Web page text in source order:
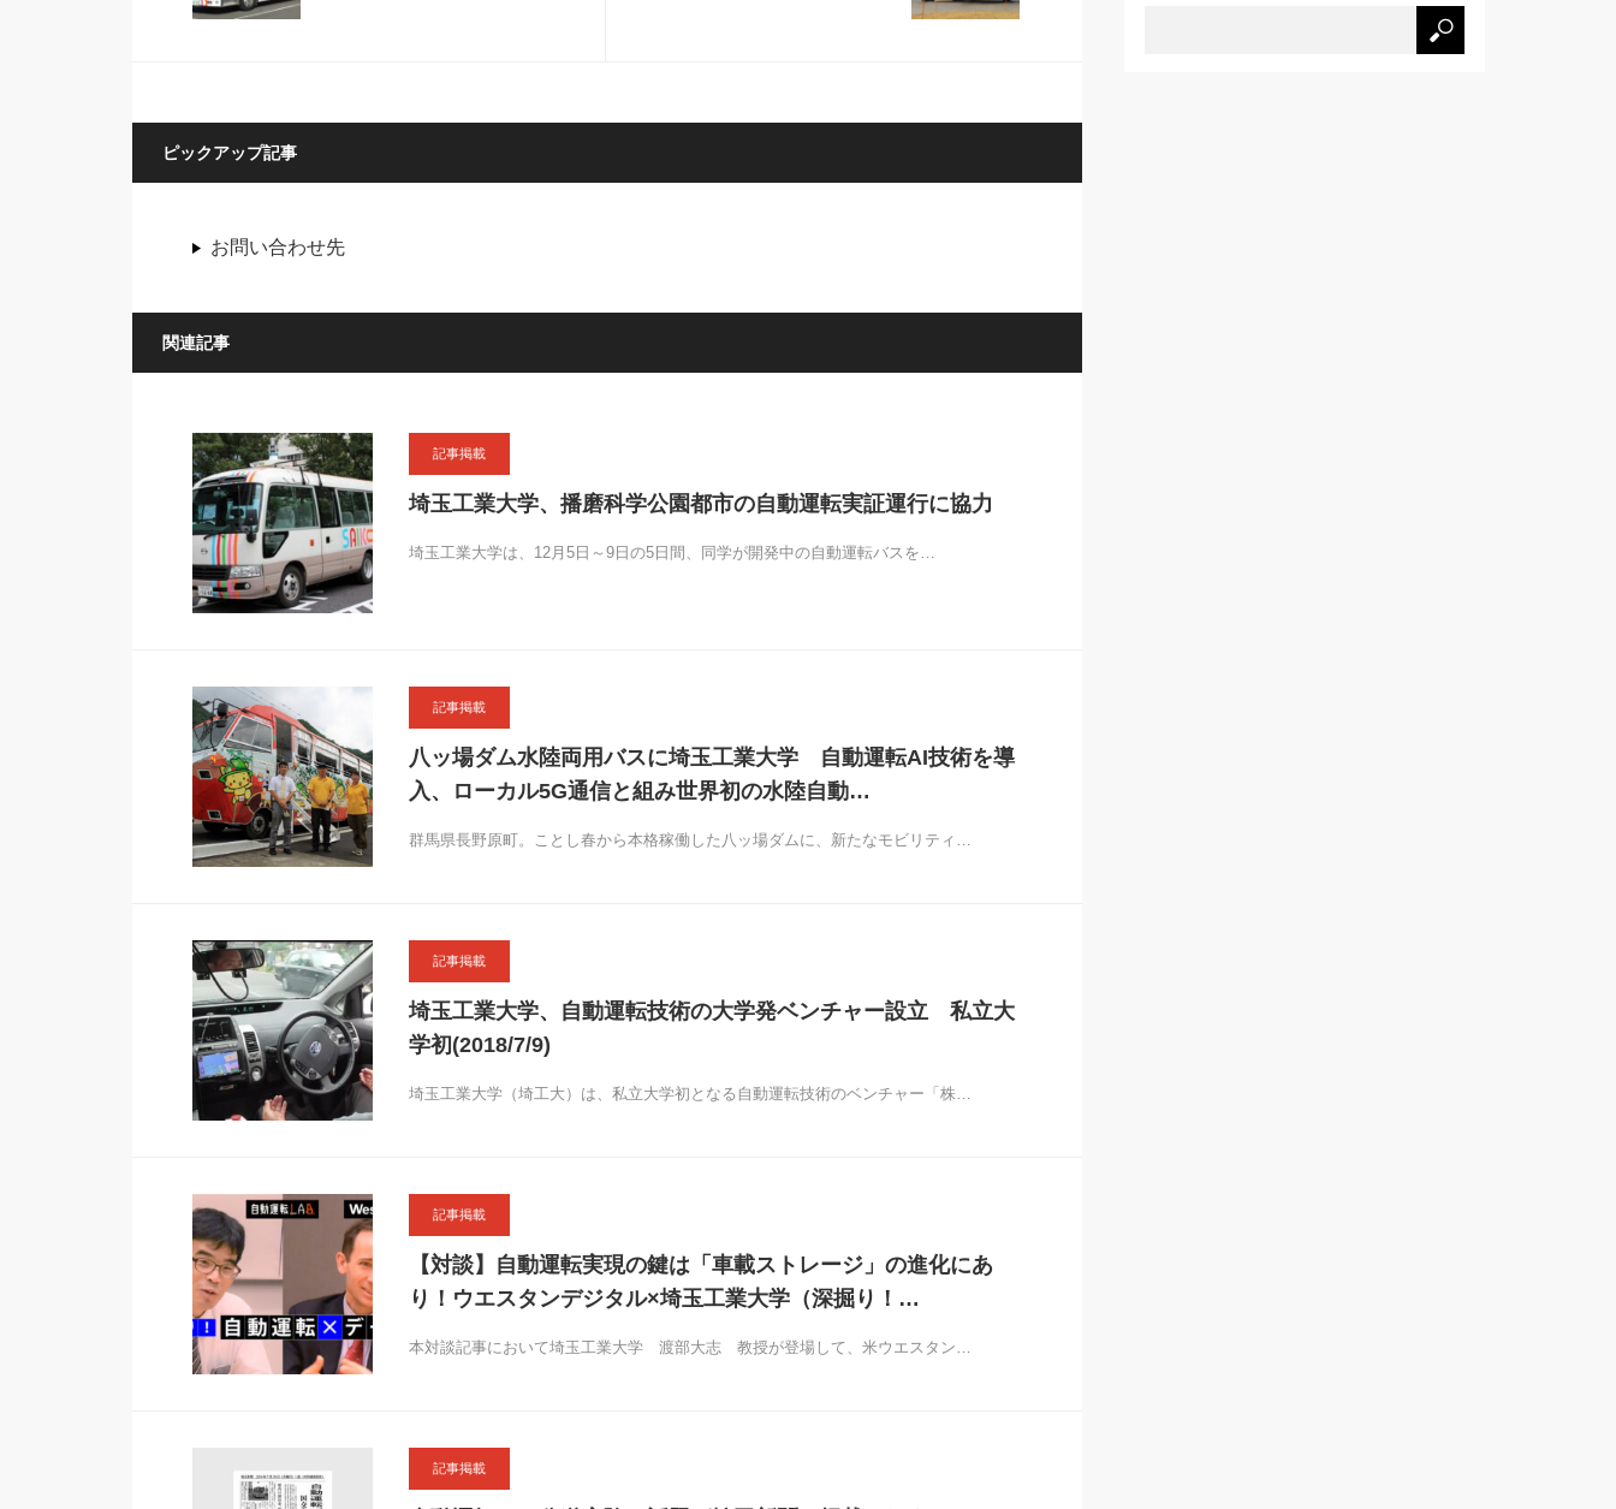
ピックアップ記事
お問い合わせ先
関連記事
記事掲載
埼玉工業大学、播磨科学公園都市の自動運転実証運行に協力
埼玉工業大学は、12月5日～9日の5日間、同学が開発中の自動運転バスを…
記事掲載
八ッ場ダム水陸両用バスに埼玉工業大学 自動運転AI技術を導
入、ローカル5G通信と組み世界初の水陸自動…
群馬県長野原町。ことし春から本格稼働した八ッ場ダムに、新たなモビリティ…
記事掲載
埼玉工業大学、自動運転技術の大学発ベンチャー設立 私立大
学初(2018/7/9)
埼玉工業大学（埼工大）は、私立大学初となる自動運転技術のベンチャー「株…
記事掲載
【対談】自動運転実現の鍵は「車載ストレージ」の進化にあ
り！ウエスタンデジタル×埼玉工業大学（深掘り！…
本対談記事において埼玉工業大学 渡部大志 教授が登場して、米ウエスタン…
記事掲載